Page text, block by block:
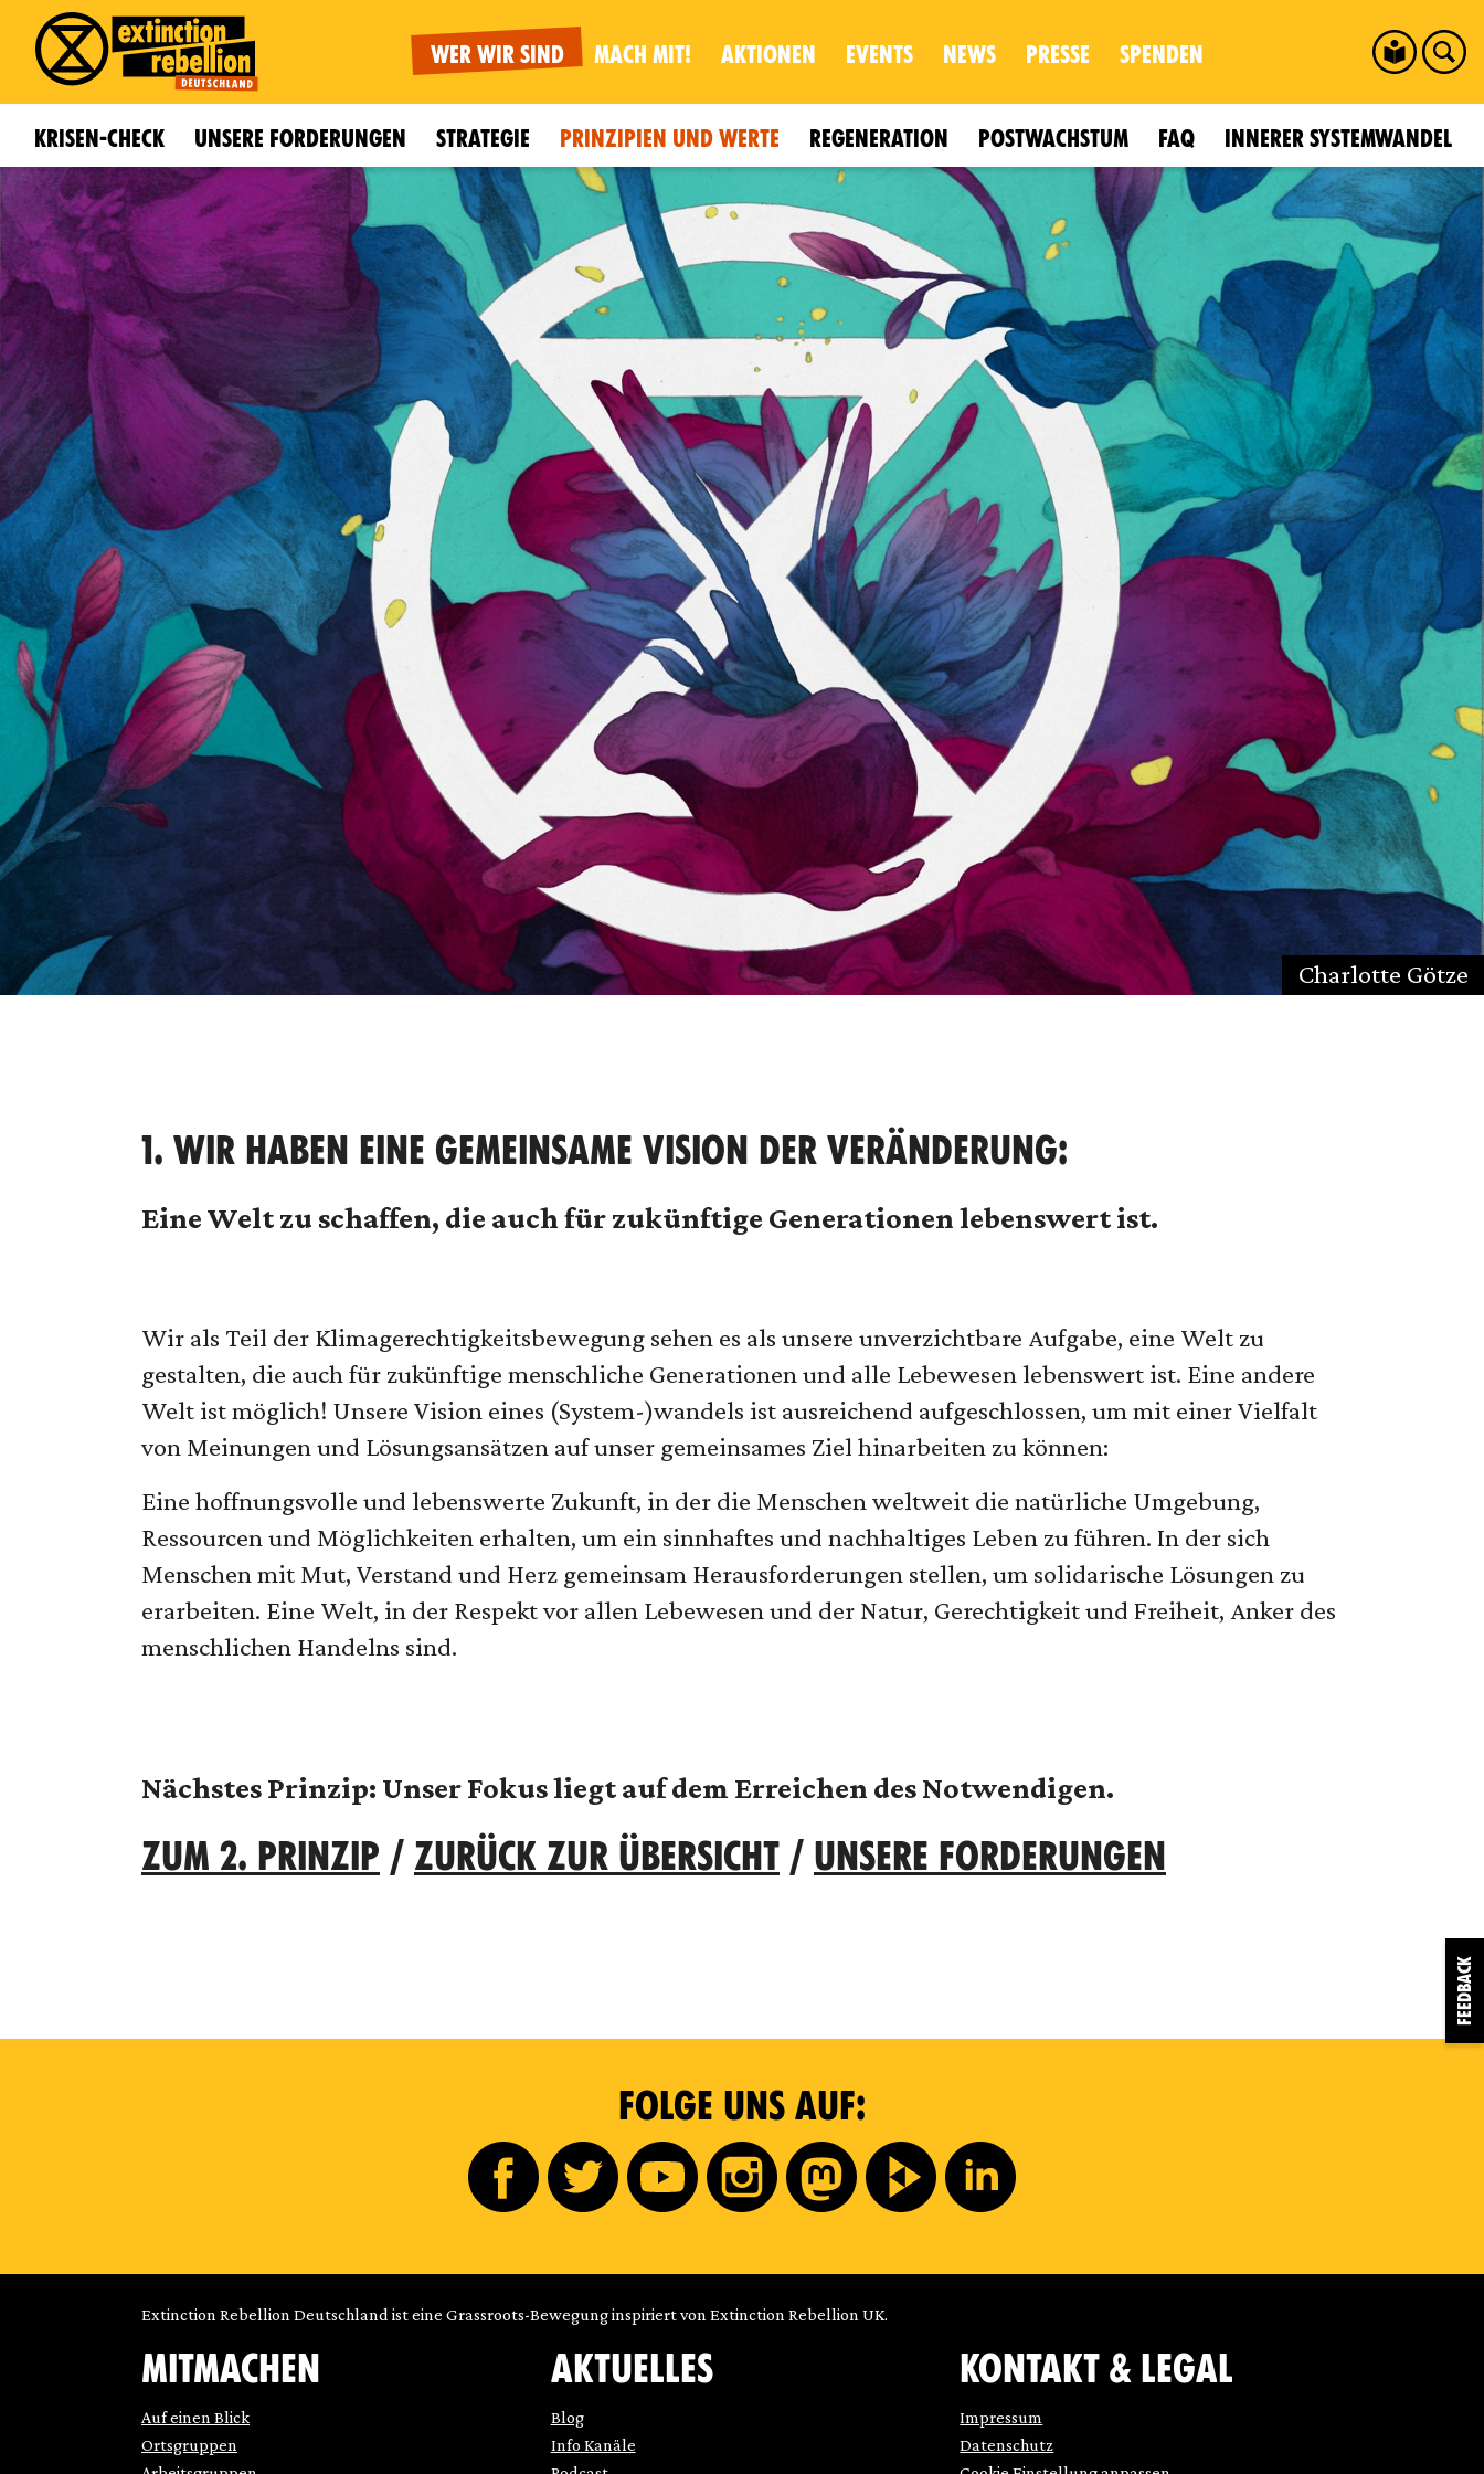
WER WIR SIND
KRISEN-CHECK UNSERE FORDERUNGEN STRATEGIE PRINZIPIEN UND WERTE REGENERATION POSTWACHSTUM FAQ INNERER SYSTEMWANDEL
MACH MIT! AKTIONEN EVENTS NEWS PRESSE SPENDEN
Charlotte Götze
1. WIR HABEN EINE GEMEINSAME VISION DER VERÄNDERUNG:
Eine Welt zu schaffen, die auch für zukünftige Generationen lebenswert ist.
Wir als Teil der Klimagerechtigkeitsbewegung sehen es als unsere unverzichtbare Aufgabe, eine Welt zu
gestalten, die auch für zukünftige menschliche Generationen und alle Lebewesen lebenswert ist. Eine andere
Welt ist möglich! Unsere Vision eines (System-)wandels ist ausreichend aufgeschlossen, um mit einer Vielfalt
von Meinungen und Lösungsansätzen auf unser gemeinsames Ziel hinarbeiten zu können:
Eine hoffnungsvolle und lebenswerte Zukunft, in der die Menschen weltweit die natürliche Umgebung,
Ressourcen und Möglichkeiten erhalten, um ein sinnhaftes und nachhaltiges Leben zu führen. In der sich
Menschen mit Mut, Verstand und Herz gemeinsam Herausforderungen stellen, um solidarische Lösungen zu
erarbeiten. Eine Welt, in der Respekt vor allen Lebewesen und der Natur, Gerechtigkeit und Freiheit, Anker des
menschlichen Handelns sind.
Nächstes Prinzip: Unser Fokus liegt auf dem Erreichen des Notwendigen.
ZUM 2. PRINZIP / ZURÜCK ZUR ÜBERSICHT / UNSERE FORDERUNGEN
FEEDBACK
FOLGE UNS AUF:
Extinction Rebellion Deutschland ist eine Grassroots-Bewegung inspiriert von Extinction Rebellion UK.
MITMACHEN
Auf einen Blick
Ortsgruppen
AKTUELLES
Blog
Info Kanäle
KONTAKT & LEGAL
Impressum
Datenschutz